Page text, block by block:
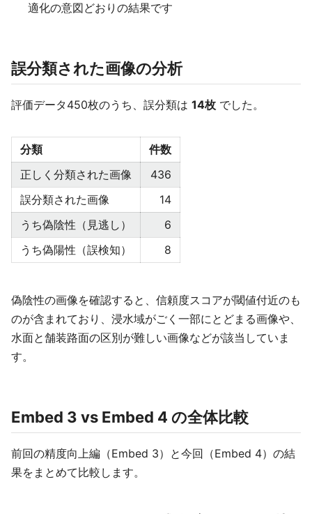
適化の意図どおりの結果です
誤分類された画像の分析
評価データ450枚のうち、誤分類は 14枚 でした。
分類
件数
正しく分類された画像
436
誤分類された画像
14
うち偽陰性（見逃し）
6
うち偽陽性（誤検知）
8
偽陰性の画像を確認すると、信頼度スコアが閾値付近のも
のが含まれており、浸水域がごく一部にとどまる画像や、
水面と舗装路面の区別が難しい画像などが該当していま
す。
Embed 3 vs Embed 4 の全体比較
前回の精度向上編（Embed 3）と今回（Embed 4）の結
果をまとめて比較します。